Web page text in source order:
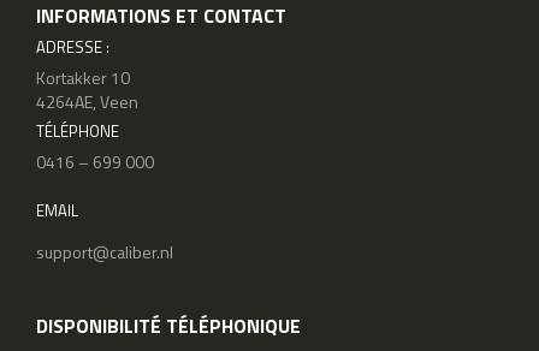
INFORMATIONS ET CONTACT
ADRESSE :
Kortakker 10
4264AE, Veen
TÉLÉPHONE
0416 – 699 000
EMAIL
support@caliber.nl
DISPONIBILITÉ TÉLÉPHONIQUE